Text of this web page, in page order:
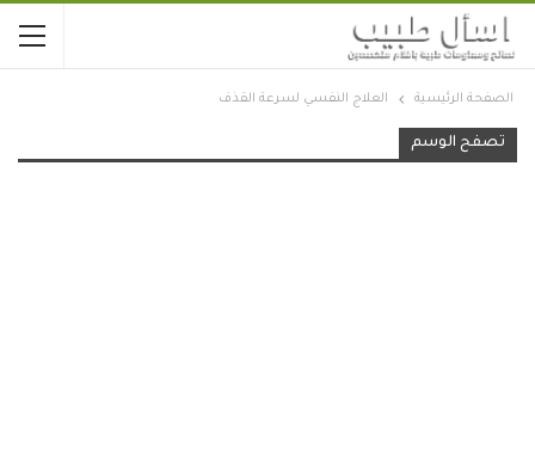
الصفحة الرئيسية العلاج النفسي لسرعة القذف
تصفح الوسم